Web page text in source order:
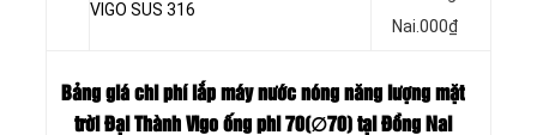
VIGO SUS 316
Nai.000₫
Bảng giá chi phí lắp máy nước nóng năng lượng mặt
trời Đại Thành Vigo ống phi 70(∅70) tại Đồng Nai